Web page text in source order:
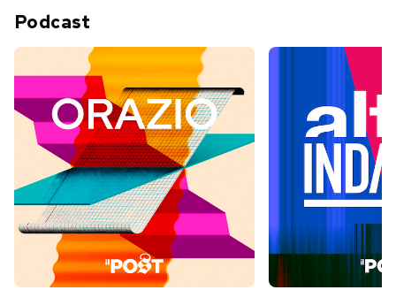
Podcast